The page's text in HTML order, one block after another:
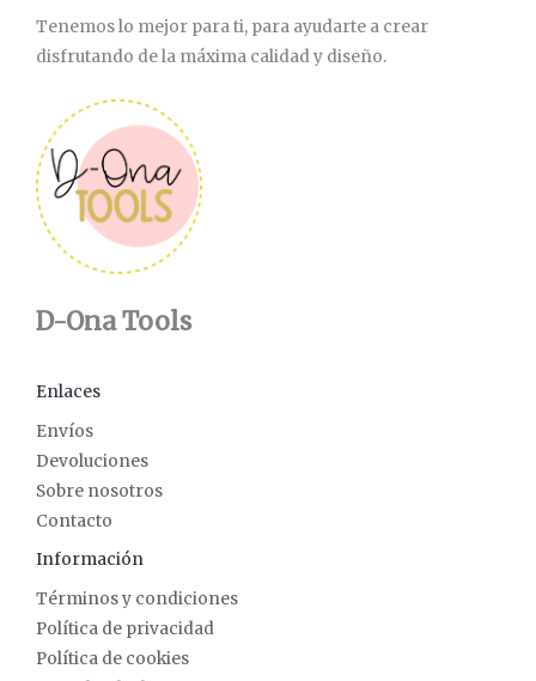
Tenemos lo mejor para ti, para ayudarte a crear
disfrutando de la máxima calidad y diseño.
D-Ona Tools
Enlaces
Envíos
Devoluciones
Sobre nosotros
Contacto
Información
Términos y condiciones
Política de privacidad
Política de cookies